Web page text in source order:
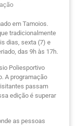
em Tamoios.
tradicionalmente
dias, sexta (7) e
das 9h às 17h.
Poliesportivo
A programação
passam
edição é superar
as pessoas